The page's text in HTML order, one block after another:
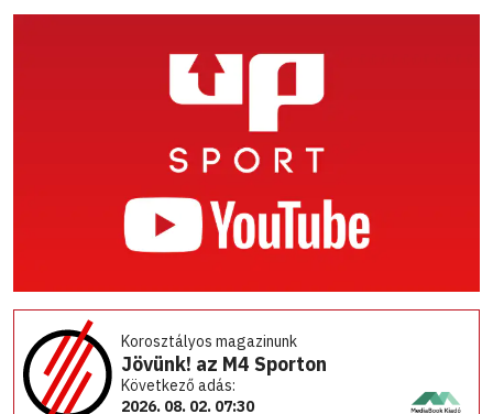
Korosztályos magazinunk
Jövünk! az M4 Sporton
Következő adás:
2026. 08. 02. 07:30